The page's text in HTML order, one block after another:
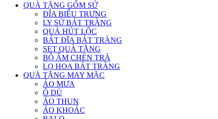
QUÀ TẶNG GỐM SỨ
ĐĨA BIỂU TRƯNG
LY SỨ BÁT TRÀNG
QUẢ HÚT LỘC
BÁT ĐĨA BÁT TRÀNG
SET QUÀ TẶNG
BỘ ẤM CHÉN TRÀ
LỌ HOA BÁT TRÀNG
QUÀ TẶNG MAY MẶC
ÁO MƯA
Ô DÙ
ÁO THUN
ÁO KHOÁC